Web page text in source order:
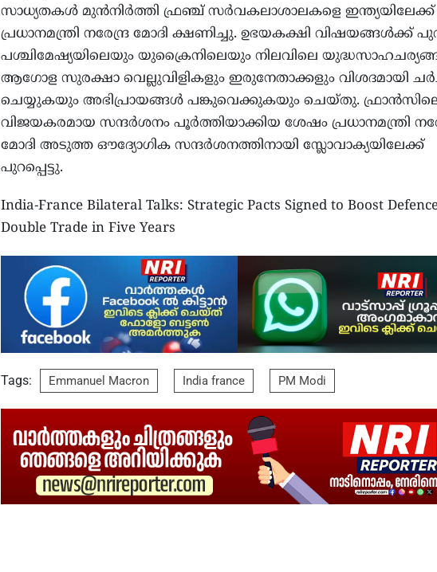
സാധ്യതകൾ മുൻനിർത്തി ഫ്രഞ്ച് സർവകലാശാലകളെ ഇന്ത്യയിലേക്ക്
പ്രധാനമന്ത്രി നരേന്ദ്ര മോദി ക്ഷണിച്ചു. ഉഭയകക്ഷി വിഷയങ്ങൾക്ക്
പശ്ചിമേഷ്യയിലെയും യുക്രൈനിലെയും നിലവിലെ
ആഗോള സുരക്ഷാ വെല്ലുവിളികളും ഇരുനേതാക്കളും വിശദമായി
ചെയ്യുകയും അഭിപ്രായങ്ങൾ പങ്കുവെക്കുകയും ചെയ്തു.
വിജയകരമായ സന്ദർശനം പൂർത്തിയാക്കിയ ശേഷം പ്രധാനമന്ത്രി
മോദി അടുത്ത ഔദ്യോഗിക സന്ദർശനത്തിനായി സ്ലോവാക്യയിലേക്ക്
പുറപ്പെട്ടു.
India-France Bilateral Talks: Strategic Pacts Signed to Boost
Double Trade in Five Years
Tags: Emmanuel Macron India france PM Modi